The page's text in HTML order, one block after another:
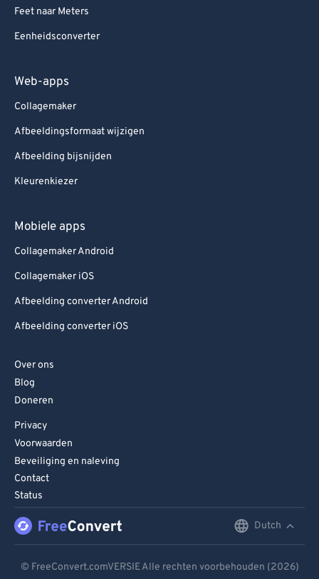
Feet naar Meters
Eenheidsconverter
Web-apps
Collagemaker
Afbeeldingsformaat wijzigen
Afbeelding bijsnijden
Kleurenkiezer
Mobiele apps
Collagemaker Android
Collagemaker iOS
Afbeelding converter Android
Afbeelding converter iOS
Over ons
Blog
Doneren
Privacy
Voorwaarden
Beveiliging en naleving
Contact
Status
Dutch
© FreeConvert.comVERSIE Alle rechten voorbehouden (2026)